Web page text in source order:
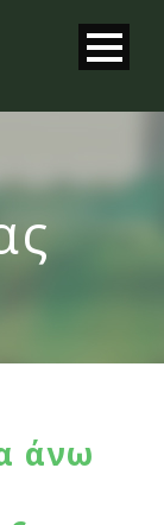
άνω